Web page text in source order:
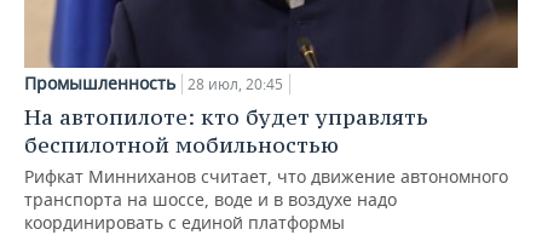
Промышленность 28 июл, 20:45
На автопилоте: кто будет управлять
беспилотной мобильностью
Рифкат Минниханов считает, что движение автономного
транспорта на шоссе, воде и в воздухе надо
координировать с единой платформы